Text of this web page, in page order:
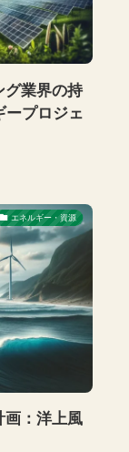
グ業界の持
ープロジェ
エネルギー・資源
画：洋上風